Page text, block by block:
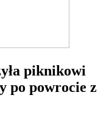
piknikowi
po powrocie z